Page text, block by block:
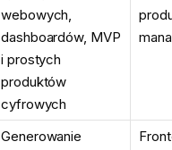
webowych,
dashboardów, MVP
i prostych
produktów
cyfrowych
Generowanie